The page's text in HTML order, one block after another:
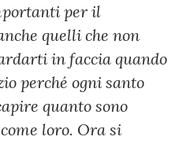
per il
quelli che non
in faccia quando
perché ogni santo
quanto sono
loro. Ora si